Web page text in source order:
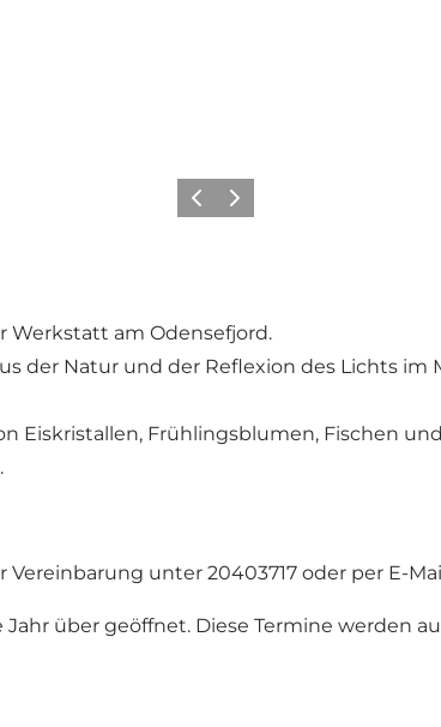
Vorherige Folie
Nächste Folie
Werkstatt am Odensefjord.
der Natur und der Reflexion des Lichts
Eiskristallen, Frühlingsblumen, Fischen
unter 20403717 oder per E-
über geöffnet. Diese Termine werden